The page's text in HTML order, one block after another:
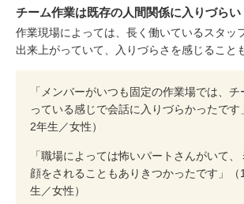
チーム作業は既存の人間関係に入りづらい
作業現場によっては、長く働いているスタッ
出来上がっていて、入りづらさを感じること
「メンバーがいつも固定の作業場では、
っている感じで会話に入りづらかったで
2年生／女性）
「職場によっては怖いパートさんがいて
顔をされることもありきつかったです」
生／女性）